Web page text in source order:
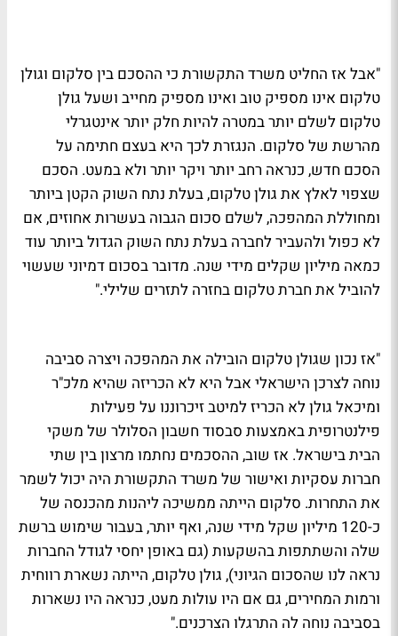
"אבל אז החליט משרד התקשורת כי ההסכם בין סלקום וגולן
טלקום אינו מספיק טוב ואינו מספיק מחייב ושעל גולן
טלקום לשלם יותר במטרה להיות חלק יותר אינטגרלי
מהרשת של סלקום. הנגזרת לכך היא בעצם חתימה על
הסכם חדש, כנראה רחב יותר ויקר יותר ולא במעט. הסכם
שצפוי לאלץ את גולן טלקום, בעלת נתח השוק הקטן ביותר
ומחוללת המהפכה, לשלם סכום הגבוה בעשרות אחוזים, אם
לא כפול ולהעביר לחברה בעלת נתח השוק הגדול ביותר עוד
כמאה מיליון שקלים מידי שנה. מדובר בסכום דמיוני שעשוי
להוביל את חברת טלקום בחזרה לתזרים שלילי."
"אז נכון שגולן טלקום הובילה את המהפכה ויצרה סביבה
נוחה לצרכן הישראלי אבל היא לא הכריזה שהיא מלכ"ר
ומיכאל גולן לא הכריז למיטב זיכרוננו על פעילות
פילנטרופית באמצעות סבסוד חשבון הסלולר של משקי
הבית בישראל. אז שוב, ההסכמים נחתמו מרצון בין שתי
חברות עסקיות ואישור של משרד התקשורת היה יכול לשמר
את התחרות. סלקום הייתה ממשיכה ליהנות מהכנסה של
כ-120 מיליון שקל מידי שנה, ואף יותר, בעבור שימוש ברשת
שלה והשתתפות בהשקעות (גם באופן יחסי לגודל החברות
נראה לנו שהסכום הגיוני), גולן טלקום, הייתה נשארת רווחית
ורמות המחירים, גם אם היו עולות מעט, כנראה היו נשארות
בסביבה נוחה לה התרגלו הצרכנים."